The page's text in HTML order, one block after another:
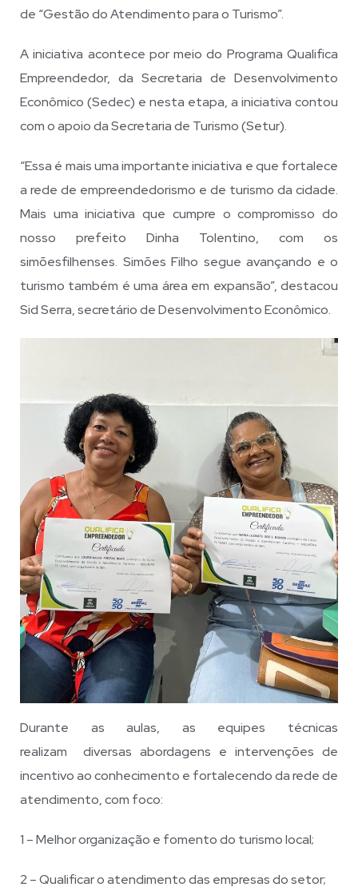
de “Gestão do Atendimento para o Turismo”.
A iniciativa acontece por meio do Programa Qualifica
Empreendedor, da Secretaria de Desenvolvimento
Econômico (Sedec) e nesta etapa, a iniciativa contou
com o apoio da Secretaria de Turismo (Setur).
“Essa é mais uma importante iniciativa e que fortalece
a rede de empreendedorismo e de turismo da cidade.
Mais uma iniciativa que cumpre o compromisso do
nosso prefeito Dinha Tolentino, com os
simõesfilhenses. Simões Filho segue avançando e o
turismo também é uma área em expansão”, destacou
Sid Serra, secretário de Desenvolvimento Econômico.
Durante as aulas, as equipes técnicas
realizam diversas abordagens e intervenções de
incentivo ao conhecimento e fortalecendo da rede de
atendimento, com foco:
1 – Melhor organização e fomento do turismo local;
2 – Qualificar o atendimento das empresas do setor;